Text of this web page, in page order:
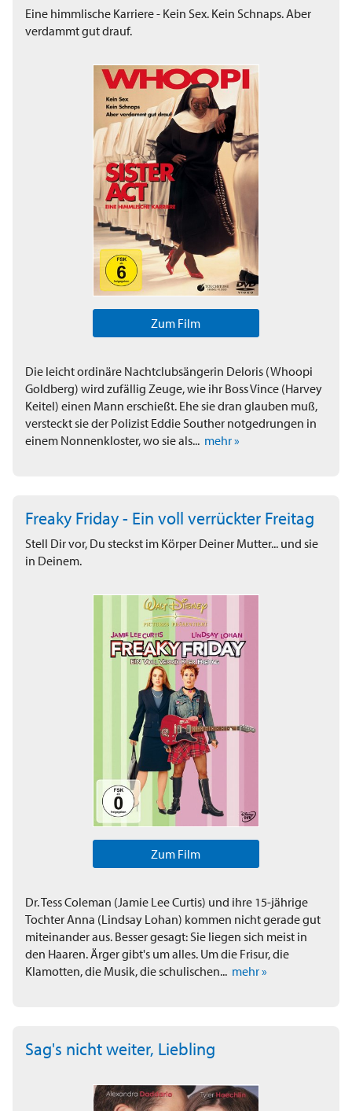
Eine himmlische Karriere - Kein Sex. Kein Schnaps. Aber
verdammt gut drauf.
Zum Film
Die leicht ordinäre Nachtclubsängerin Deloris (Whoopi
Goldberg) wird zufällig Zeuge, wie ihr Boss Vince (Harvey
Keitel) einen Mann erschießt. Ehe sie dran glauben muß,
versteckt sie der Polizist Eddie Souther notgedrungen in
einem Nonnenkloster, wo sie als... mehr »
Freaky Friday - Ein voll verrückter Freitag
Stell Dir vor, Du steckst im Körper Deiner Mutter... und sie
in Deinem.
Zum Film
Dr. Tess Coleman (Jamie Lee Curtis) und ihre 15-jährige
Tochter Anna (Lindsay Lohan) kommen nicht gerade gut
miteinander aus. Besser gesagt: Sie liegen sich meist in
den Haaren. Ärger gibt's um alles. Um die Frisur, die
Klamotten, die Musik, die schulischen... mehr »
Sag's nicht weiter, Liebling